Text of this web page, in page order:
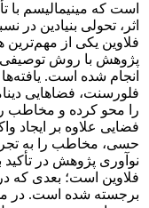
است که مینیمالیسم
اثر، تحولی بنیادین در
فلاوین یکی از مهم‌ترین
پژوهش با روش توصیفی-
انجام شده است.
فلورسنت، فضاهایی
را محو کرده و مخاطب
فضایی علاوه بر ایجاد
حسی، مخاطب را به
نوآوری پژوهش در
فلاوین است؛ بعدی که
برجسته شده است. در